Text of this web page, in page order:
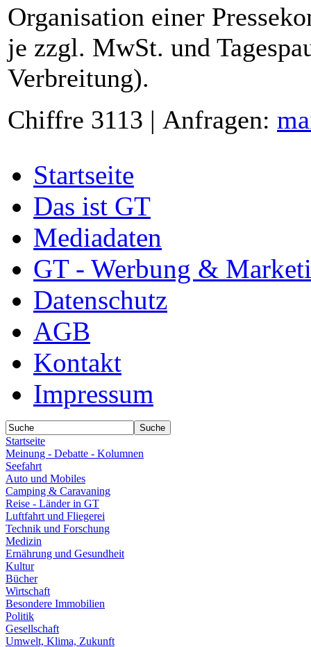
Organisation einer
je zzgl. MwSt. und
Verbreitung).
Chiffre 3113 | Anfragen:
Startseite
Das ist GT
Mediadaten
GT - Werbung &
Datenschutz
AGB
Kontakt
Impressum
Startseite
Meinung - Debatte - Kolumnen
Seefahrt
Auto und Mobiles
Camping & Caravaning
Reise - Länder in GT
Luftfahrt und Fliegerei
Technik und Forschung
Medizin
Ernährung und Gesundheit
Kultur
Bücher
Wirtschaft
Besondere Immobilien
Politik
Gesellschaft
Umwelt, Klima, Zukunft